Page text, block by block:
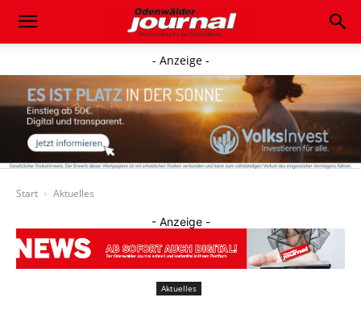
- Anzeige -
Start Aktuelles
- Anzeige -
Aktuelles